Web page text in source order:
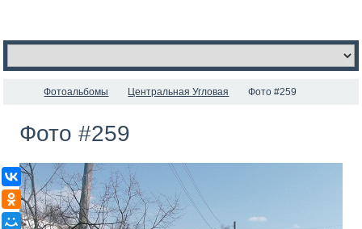
ВКонтакте
Одноклассники
Мой Мир
Фотоальбомы Центральная Угловая Фото #259
Фото #259